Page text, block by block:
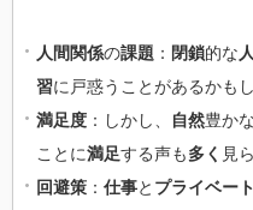
人間関係の課題 ： 閉鎖的な
習に戸惑うことがあるかも
満足度 ：しかし、 自然豊かな
ことに満足する声も多く 見
回避策 ： 仕事と プライベート